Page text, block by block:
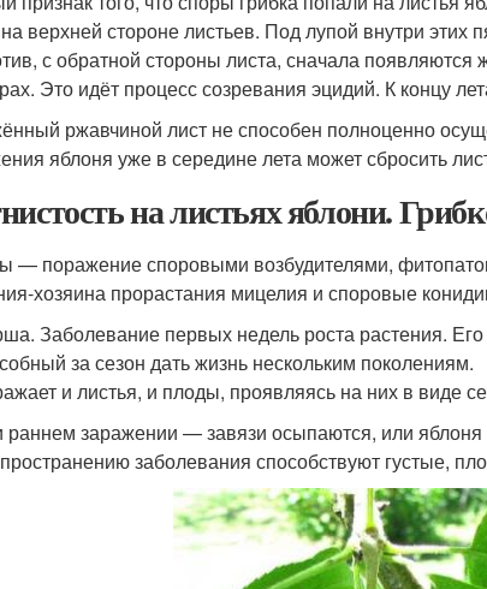
верхней стороне листьев. Под лупой внутри
с обратной стороны листа, сначала
Это идёт процесс созревания эцидий. К концу
ржавчиной лист не способен полноценно
яблоня уже в середине лета может сбросить
на листьях яблони.
— поражение споровыми возбудителями,
хозяина прорастания мицелия и споровые
Заболевание первых недель роста растения.
за сезон дать жизнь нескольким поколениям.
и листья, и плоды, проявляясь на них в виде
раннем заражении — завязи осыпаются, или
заболевания способствуют густые,